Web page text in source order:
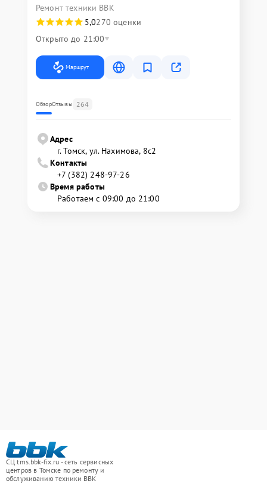
Ремонт техники BBK
5,0270 оценки
Открыто до 21:00
Маршрут
ОбзорОтзывы 264
Адрес
г. Томск, ул. Нахимова, 8с2
Контакты
+7 (382) 248-97-26
Время работы
Работаем с 09:00 до 21:00
СЦ tms.bbk-fix.ru - сеть сервисных
центров в Томске по ремонту и
обслуживанию техники BBK